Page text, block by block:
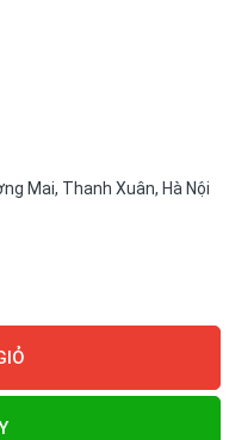
Mai, Thanh Xuân, Hà Nội